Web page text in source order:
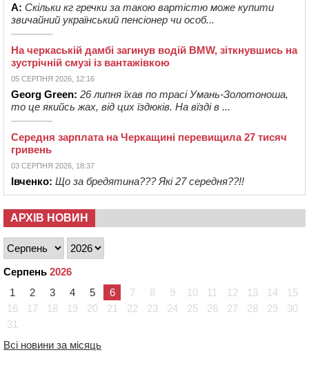
А: Скільки кг гречки за такою вартістю може купити
звичайний український пенсіонер чи особ...
На черкаській дамбі загинув водій BMW, зіткнувшись на
зустрічній смузі із вантажівкою
05 СЕРПНЯ 2026, 12:16
Georg Green: 26 липня їхав по трасі Умань-Золотоноша,
то це якийсь жах, від цих їздюків. На вїзді в ...
Середня зарплата на Черкащині перевищила 27 тисяч
гривень
03 СЕРПНЯ 2026, 18:37
Івченко: Що за бредятина??? Які 27 середня??!!
АРХІВ НОВИН
Серпень 2026
1
2 3 4 5 6 7 8 9 10 11 12 13 14
15
16
17 18 19 20 21 22 23 24 25 26 27 28 29
30
31
Всі новини за місяць